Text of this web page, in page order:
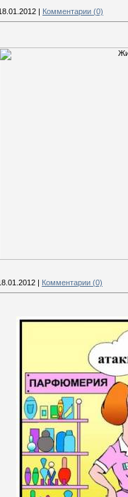
| Комментарии (0)
| Комментарии (0)